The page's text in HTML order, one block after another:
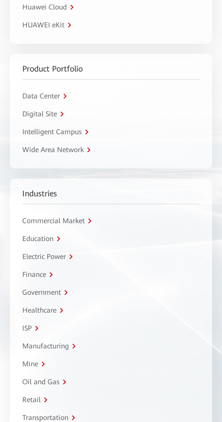
Huawei Cloud
HUAWEI eKit
Product Portfolio
Data Center
Digital Site
Intelligent Campus
Wide Area Network
Industries
Commercial Market
Education
Electric Power
Finance
Government
Healthcare
ISP
Manufacturing
Mine
Oil and Gas
Retail
Transportation